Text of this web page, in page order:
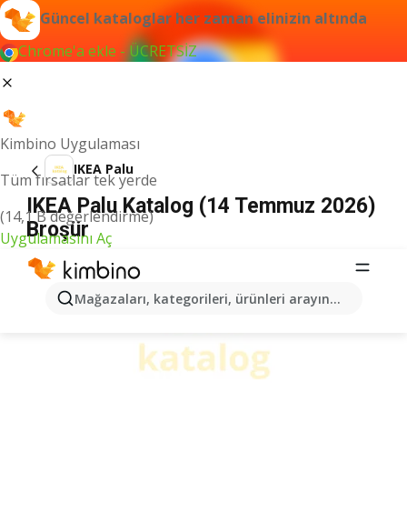
Güncel kataloglar her zaman elinizin altında
Chrome'a ekle - ÜCRETSİZ
Kimbino Uygulaması
Tüm fırsatlar tek yerde
(14,1 B değerlendirme)
Uygulamasını Aç
Mağazaları, kategorileri, ürünleri arayın...
IKEA Palu
IKEA Palu Katalog (14 Temmuz 2026)
Broşür